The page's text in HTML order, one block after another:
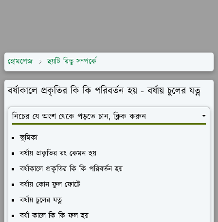
হোমপেজ ছয়টি রিতু সম্পর্কে
বর্ষাকালে প্রকৃতির কি কি পরিবর্তন হয় - বর্ষায় চুলের যত্ন
নিচের যে অংশ থেকে পড়তে চান, ক্লিক করুন
ভূমিকা
বর্ষায় প্রকৃতির রং কেমন হয়
বর্ষাকালে প্রকৃতির কি কি পরিবর্তন হয়
বর্ষায় কোন ফুল ফোটে
বর্ষায় চুলের যত্ন
বর্ষা কালে কি কি ফল হয়